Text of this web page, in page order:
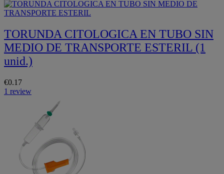
TORUNDA CITOLOGICA EN TUBO SIN
MEDIO DE TRANSPORTE ESTERIL (1
unid.)
€0.17
1 review